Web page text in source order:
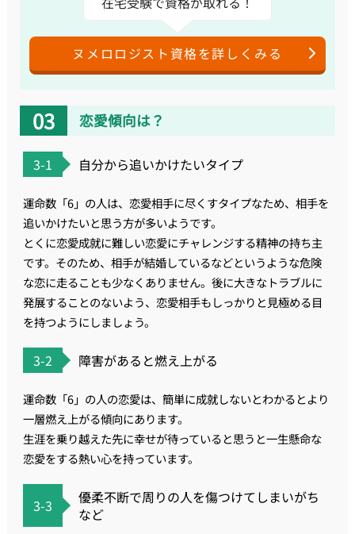
ヌメロロジスト資格を詳しくみる
恋愛傾向は？
3-1 自分から追いかけたいタイプ
運命数「6」の人は、恋愛相手に尽くすタイプなため、相手を
追いかけたいと思う方が多いようです。
とくに恋愛成就に難しい恋愛にチャレンジする精神の持ち主
です。そのため、相手が結婚しているなどというような危険
な恋に走ることも少なくありません。後に大きなトラブルに
発展することのないよう、恋愛相手もしっかりと見極める目
を持つようにしましょう。
3-2 障害があると燃え上がる
運命数「6」の人の恋愛は、簡単に成就しないとわかるとより
一層燃え上がる傾向にあります。
生涯を乗り越えた先に幸せが待っていると思うと一生懸命な
恋愛をする熱い心を持っています。
3-3
優柔不断で周りの人を傷つけてしまいがち
など